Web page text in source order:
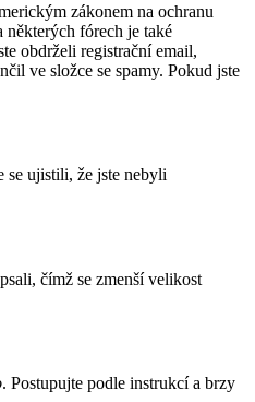
zákonem na ochranu
některých fórech je také
obdrželi registrační email,
ve složce se spamy. Pokud jste
se ujistili, že jste nebyli
čímž se zmenší velikost
. Postupujte podle instrukcí a brzy